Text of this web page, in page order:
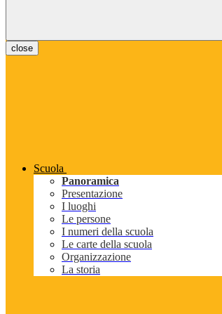
close
Scuola
Panoramica
Presentazione
I luoghi
Le persone
I numeri della scuola
Le carte della scuola
Organizzazione
La storia